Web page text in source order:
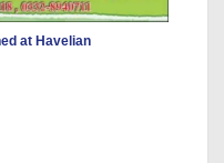
at Havelian